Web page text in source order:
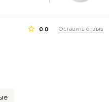
0.0 Оставить отзыв